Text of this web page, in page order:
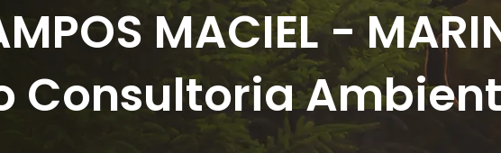
MACIEL -
Consultoria